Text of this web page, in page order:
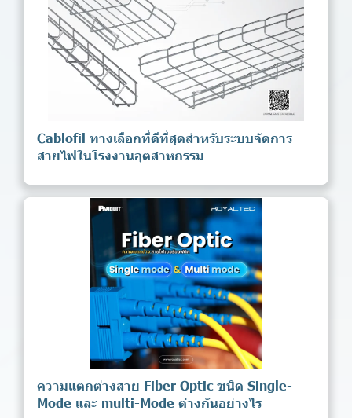
Cablofil ทางเลือกที่ดีที่สุดสำหรับระบบจัดการ
สายไฟในโรงงานอุตสาหกรรม
ความแตกต่างสาย Fiber Optic ชนิด Single-
Mode และ multi-Mode ต่างกันอย่างไร